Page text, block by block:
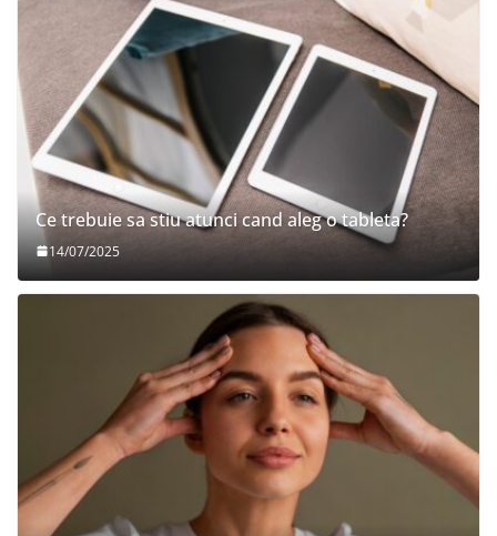
Ce trebuie sa stiu atunci cand aleg o tableta?
14/07/2025